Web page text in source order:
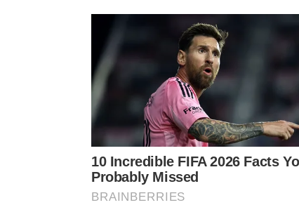
O efeito para o Orçamento federal será
deixará de arrecadar em tributos. O impacto
2026 e nenhum em 2027.
Confira as principais medidas do Programa
Desenrola para MEI no Programa
– Versão do Programa Desenrola Brasil
pequenas empresas;